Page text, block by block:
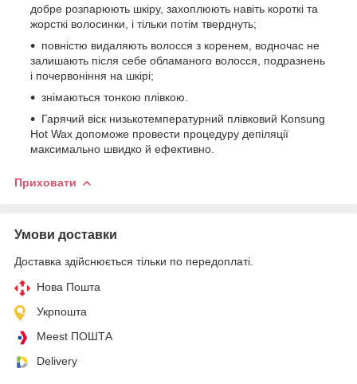
добре розпарюють шкіру, захоплюють навіть короткі та
жорсткі волосинки, і тільки потім тверднуть;
повністю видаляють волосся з коренем, водночас не
залишають після себе обламаного волосся, подразнень
і почервоніння на шкірі;
знімаються тонкою плівкою.
Гарячий віск низькотемпературний плівковий Konsung
Hot Wax допоможе провести процедуру депіляції
максимально швидко й ефективно.
Приховати
Умови доставки
Доставка здійснюється тільки по передоплаті.
Нова Пошта
Укрпошта
Meest ПОШТА
Delivery